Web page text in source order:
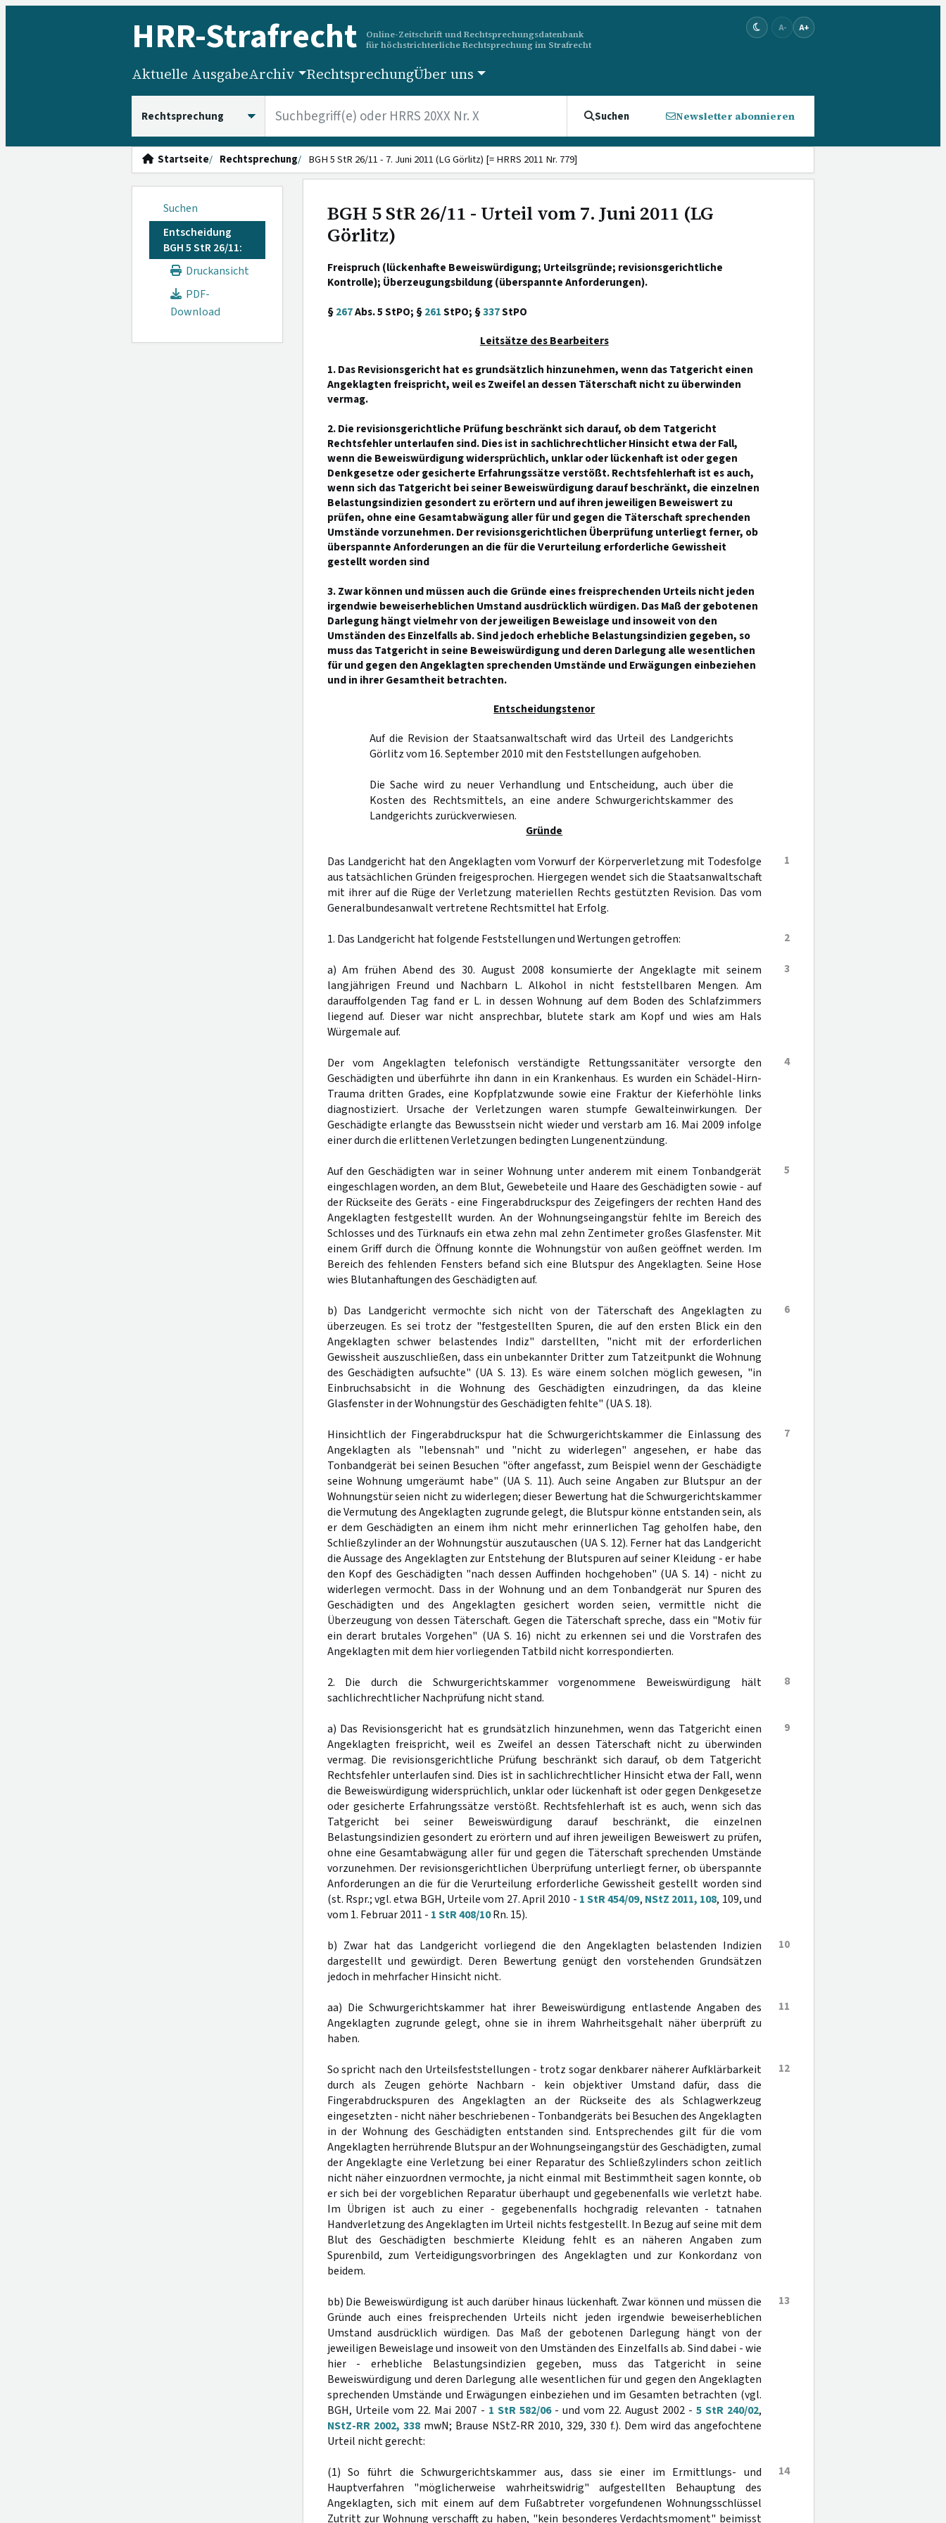
HRR-Strafrecht
Online-Zeitschrift und Rechtsprechungsdatenbank
für höchstrichterliche Rechtsprechung im Strafrecht
A- A+
Aktuelle AusgabeArchiv RechtsprechungÜber uns
Suchen Newsletter abonnieren
Startseite Rechtsprechung BGH 5 StR 26/11 - 7. Juni 2011 (LG Görlitz) [= HRRS 2011 Nr. 779]
Suchen
Entscheidung
BGH 5 StR 26/11:
Druckansicht
PDF-
Download
BGH 5 StR 26/11 - Urteil vom 7. Juni 2011 (LG
Görlitz)
Freispruch (lückenhafte Beweiswürdigung; Urteilsgründe; revisionsgerichtliche
Kontrolle); Überzeugungsbildung (überspannte Anforderungen).
§267Abs. 5 StPO; §261StPO; §337StPO
Leitsätze des Bearbeiters
1. Das Revisionsgericht hat es grundsätzlich hinzunehmen, wenn das Tatgericht einen
Angeklagten freispricht, weil es Zweifel an dessen Täterschaft nicht zu überwinden
vermag.
2. Die revisionsgerichtliche Prüfung beschränkt sich darauf, ob dem Tatgericht
Rechtsfehler unterlaufen sind. Dies ist in sachlichrechtlicher Hinsicht etwa der Fall,
wenn die Beweiswürdigung widersprüchlich, unklar oder lückenhaft ist oder gegen
Denkgesetze oder gesicherte Erfahrungssätze verstößt. Rechtsfehlerhaft ist es auch,
wenn sich das Tatgericht bei seiner Beweiswürdigung darauf beschränkt, die einzelnen
Belastungsindizien gesondert zu erörtern und auf ihren jeweiligen Beweiswert zu
prüfen, ohne eine Gesamtabwägung aller für und gegen die Täterschaft sprechenden
Umstände vorzunehmen. Der revisionsgerichtlichen Überprüfung unterliegt ferner, ob
überspannte Anforderungen an die für die Verurteilung erforderliche Gewissheit
gestellt worden sind
3. Zwar können und müssen auch die Gründe eines freisprechenden Urteils nicht jeden
irgendwie beweiserheblichen Umstand ausdrücklich würdigen. Das Maß der gebotenen
Darlegung hängt vielmehr von der jeweiligen Beweislage und insoweit von den
Umständen des Einzelfalls ab. Sind jedoch erhebliche Belastungsindizien gegeben, so
muss das Tatgericht in seine Beweiswürdigung und deren Darlegung alle wesentlichen
für und gegen den Angeklagten sprechenden Umstände und Erwägungen einbeziehen
und in ihrer Gesamtheit betrachten.
Entscheidungstenor
Auf die Revision der Staatsanwaltschaft wird das Urteil des Landgerichts
Görlitz vom 16. September 2010 mit den Feststellungen aufgehoben.
Die Sache wird zu neuer Verhandlung und Entscheidung, auch über die
Kosten des Rechtsmittels, an eine andere Schwurgerichtskammer des
Landgerichts zurückverwiesen.
Gründe
1
Das Landgericht hat den Angeklagten vom Vorwurf der Körperverletzung mit Todesfolge
aus tatsächlichen Gründen freigesprochen. Hiergegen wendet sich die Staatsanwaltschaft
mit ihrer auf die Rüge der Verletzung materiellen Rechts gestützten Revision. Das vom
Generalbundesanwalt vertretene Rechtsmittel hat Erfolg.
2
1. Das Landgericht hat folgende Feststellungen und Wertungen getroffen:
3
a) Am frühen Abend des 30. August 2008 konsumierte der Angeklagte mit seinem
langjährigen Freund und Nachbarn L. Alkohol in nicht feststellbaren Mengen. Am
darauffolgenden Tag fand er L. in dessen Wohnung auf dem Boden des Schlafzimmers
liegend auf. Dieser war nicht ansprechbar, blutete stark am Kopf und wies am Hals
Würgemale auf.
4
Der vom Angeklagten telefonisch verständigte Rettungssanitäter versorgte den
Geschädigten und überführte ihn dann in ein Krankenhaus. Es wurden ein Schädel-Hirn-
Trauma dritten Grades, eine Kopfplatzwunde sowie eine Fraktur der Kieferhöhle links
diagnostiziert. Ursache der Verletzungen waren stumpfe Gewalteinwirkungen. Der
Geschädigte erlangte das Bewusstsein nicht wieder und verstarb am 16. Mai 2009 infolge
einer durch die erlittenen Verletzungen bedingten Lungenentzündung.
5
Auf den Geschädigten war in seiner Wohnung unter anderem mit einem Tonbandgerät
eingeschlagen worden, an dem Blut, Gewebeteile und Haare des Geschädigten sowie - auf
der Rückseite des Geräts - eine Fingerabdruckspur des Zeigefingers der rechten Hand des
Angeklagten festgestellt wurden. An der Wohnungseingangstür fehlte im Bereich des
Schlosses und des Türknaufs ein etwa zehn mal zehn Zentimeter großes Glasfenster. Mit
einem Griff durch die Öffnung konnte die Wohnungstür von außen geöffnet werden. Im
Bereich des fehlenden Fensters befand sich eine Blutspur des Angeklagten. Seine Hose
wies Blutanhaftungen des Geschädigten auf.
6
b) Das Landgericht vermochte sich nicht von der Täterschaft des Angeklagten zu
überzeugen. Es sei trotz der "festgestellten Spuren, die auf den ersten Blick ein den
Angeklagten schwer belastendes Indiz" darstellten, "nicht mit der erforderlichen
Gewissheit auszuschließen, dass ein unbekannter Dritter zum Tatzeitpunkt die Wohnung
des Geschädigten aufsuchte" (UA S. 13). Es wäre einem solchen möglich gewesen, "in
Einbruchsabsicht in die Wohnung des Geschädigten einzudringen, da das kleine
Glasfenster in der Wohnungstür des Geschädigten fehlte" (UA S. 18).
7
Hinsichtlich der Fingerabdruckspur hat die Schwurgerichtskammer die Einlassung des
Angeklagten als "lebensnah" und "nicht zu widerlegen" angesehen, er habe das
Tonbandgerät bei seinen Besuchen "öfter angefasst, zum Beispiel wenn der Geschädigte
seine Wohnung umgeräumt habe" (UA S. 11). Auch seine Angaben zur Blutspur an der
Wohnungstür seien nicht zu widerlegen; dieser Bewertung hat die Schwurgerichtskammer
die Vermutung des Angeklagten zugrunde gelegt, die Blutspur könne entstanden sein, als
er dem Geschädigten an einem ihm nicht mehr erinnerlichen Tag geholfen habe, den
Schließzylinder an der Wohnungstür auszutauschen (UA S. 12). Ferner hat das Landgericht
die Aussage des Angeklagten zur Entstehung der Blutspuren auf seiner Kleidung - er habe
den Kopf des Geschädigten "nach dessen Auffinden hochgehoben" (UA S. 14) - nicht zu
widerlegen vermocht. Dass in der Wohnung und an dem Tonbandgerät nur Spuren des
Geschädigten und des Angeklagten gesichert worden seien, vermittle nicht die
Überzeugung von dessen Täterschaft. Gegen die Täterschaft spreche, dass ein "Motiv für
ein derart brutales Vorgehen" (UA S. 16) nicht zu erkennen sei und die Vorstrafen des
Angeklagten mit dem hier vorliegenden Tatbild nicht korrespondierten.
8
2. Die durch die Schwurgerichtskammer vorgenommene Beweiswürdigung hält
sachlichrechtlicher Nachprüfung nicht stand.
9
a) Das Revisionsgericht hat es grundsätzlich hinzunehmen, wenn das Tatgericht einen
Angeklagten freispricht, weil es Zweifel an dessen Täterschaft nicht zu überwinden
vermag. Die revisionsgerichtliche Prüfung beschränkt sich darauf, ob dem Tatgericht
Rechtsfehler unterlaufen sind. Dies ist in sachlichrechtlicher Hinsicht etwa der Fall, wenn
die Beweiswürdigung widersprüchlich, unklar oder lückenhaft ist oder gegen Denkgesetze
oder gesicherte Erfahrungssätze verstößt. Rechtsfehlerhaft ist es auch, wenn sich das
Tatgericht bei seiner Beweiswürdigung darauf beschränkt, die einzelnen
Belastungsindizien gesondert zu erörtern und auf ihren jeweiligen Beweiswert zu prüfen,
ohne eine Gesamtabwägung aller für und gegen die Täterschaft sprechenden Umstände
vorzunehmen. Der revisionsgerichtlichen Überprüfung unterliegt ferner, ob überspannte
Anforderungen an die für die Verurteilung erforderliche Gewissheit gestellt worden sind
(st. Rspr.; vgl. etwa BGH, Urteile vom 27. April 2010 - 1 StR 454/09, NStZ 2011, 108, 109, und
vom 1. Februar 2011 - 1 StR 408/10Rn. 15).
10
b) Zwar hat das Landgericht vorliegend die den Angeklagten belastenden Indizien
dargestellt und gewürdigt. Deren Bewertung genügt den vorstehenden Grundsätzen
jedoch in mehrfacher Hinsicht nicht.
11
aa) Die Schwurgerichtskammer hat ihrer Beweiswürdigung entlastende Angaben des
Angeklagten zugrunde gelegt, ohne sie in ihrem Wahrheitsgehalt näher überprüft zu
haben.
12
So spricht nach den Urteilsfeststellungen - trotz sogar denkbarer näherer Aufklärbarkeit
durch als Zeugen gehörte Nachbarn - kein objektiver Umstand dafür, dass die
Fingerabdruckspuren des Angeklagten an der Rückseite des als Schlagwerkzeug
eingesetzten - nicht näher beschriebenen - Tonbandgeräts bei Besuchen des Angeklagten
in der Wohnung des Geschädigten entstanden sind. Entsprechendes gilt für die vom
Angeklagten herrührende Blutspur an der Wohnungseingangstür des Geschädigten, zumal
der Angeklagte eine Verletzung bei einer Reparatur des Schließzylinders schon zeitlich
nicht näher einzuordnen vermochte, ja nicht einmal mit Bestimmtheit sagen konnte, ob
er sich bei der vorgeblichen Reparatur überhaupt und gegebenenfalls wie verletzt habe.
Im Übrigen ist auch zu einer - gegebenenfalls hochgradig relevanten - tatnahen
Handverletzung des Angeklagten im Urteil nichts festgestellt. In Bezug auf seine mit dem
Blut des Geschädigten beschmierte Kleidung fehlt es an näheren Angaben zum
Spurenbild, zum Verteidigungsvorbringen des Angeklagten und zur Konkordanz von
beidem.
13
bb) Die Beweiswürdigung ist auch darüber hinaus lückenhaft. Zwar können und müssen die
Gründe auch eines freisprechenden Urteils nicht jeden irgendwie beweiserheblichen
Umstand ausdrücklich würdigen. Das Maß der gebotenen Darlegung hängt von der
jeweiligen Beweislage und insoweit von den Umständen des Einzelfalls ab. Sind dabei - wie
hier - erhebliche Belastungsindizien gegeben, muss das Tatgericht in seine
Beweiswürdigung und deren Darlegung alle wesentlichen für und gegen den Angeklagten
sprechenden Umstände und Erwägungen einbeziehen und im Gesamten betrachten (vgl.
BGH, Urteile vom 22. Mai 2007 - 1 StR 582/06- und vom 22. August 2002 - 5 StR 240/02,
NStZ-RR 2002, 338mwN; Brause NStZ-RR 2010, 329, 330 f.). Dem wird das angefochtene
Urteil nicht gerecht:
14
(1) So führt die Schwurgerichtskammer aus, dass sie einer im Ermittlungs- und
Hauptverfahren "möglicherweise wahrheitswidrig" aufgestellten Behauptung des
Angeklagten, sich mit einem auf dem Fußabtreter vorgefundenen Wohnungsschlüssel
Zutritt zur Wohnung verschafft zu haben, "kein besonderes Verdachtsmoment" beimisst